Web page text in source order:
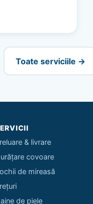
Toate serviciile →
& livrare
covoare
de mireasă
de piele